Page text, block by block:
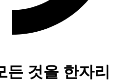
든 것을 한자리